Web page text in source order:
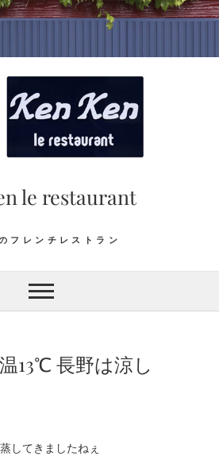
le restaurant
フレンチレストラン
13℃ 長野は涼し
蒸してきましたねぇ